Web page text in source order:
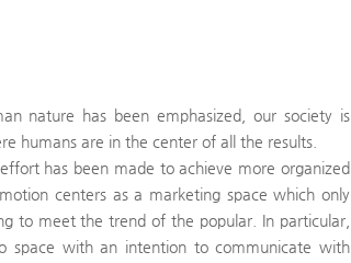
nature has been emphasized, our society is
humans are in the center of all the results.
has been made to achieve more organized
centers as a marketing space which only
to meet the trend of the popular. In particular,
space with an intention to communicate with